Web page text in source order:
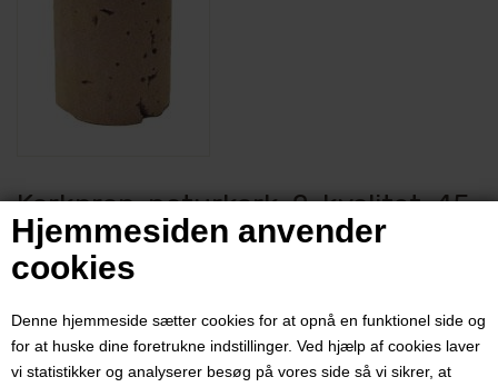
Hjemmesiden anvender
cookies
Denne hjemmeside sætter cookies for at opnå en funktionel side og
for at huske dine foretrukne indstillinger. Ved hjælp af cookies laver
vi statistikker og analyserer besøg på vores side så vi sikrer, at
Korkprop, naturkork, 2. kvalitet, 45
x 24 mm, 100 stk
Anbefales til vine som skal lagres fra 4-6 år.
Pris ved 1 stk.